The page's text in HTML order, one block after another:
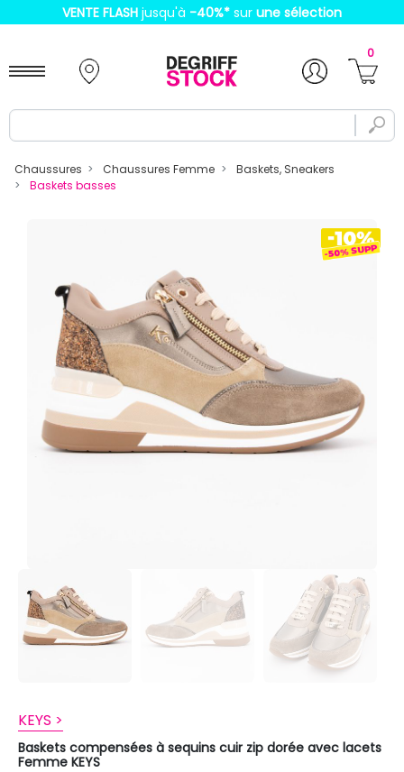
VENTE FLASH jusqu'à -40%* sur une sélection
0
Chaussures Chaussures Femme
Baskets, Sneakers
Baskets basses
KEYS >
Baskets compensées à sequins cuir zip dorée avec lacets
Femme KEYS